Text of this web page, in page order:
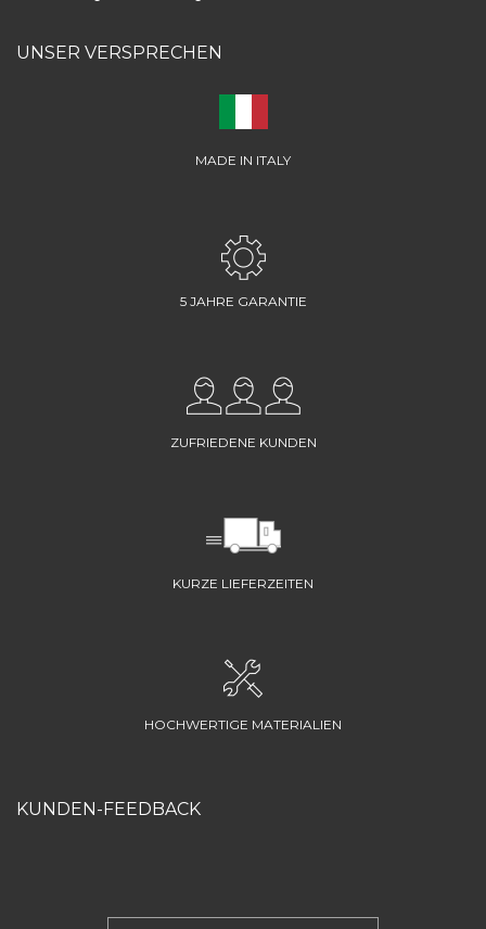
UNSER VERSPRECHEN
MADE IN ITALY
5 JAHRE GARANTIE
ZUFRIEDENE KUNDEN
KURZE LIEFERZEITEN
HOCHWERTIGE MATERIALIEN
KUNDEN-FEEDBACK